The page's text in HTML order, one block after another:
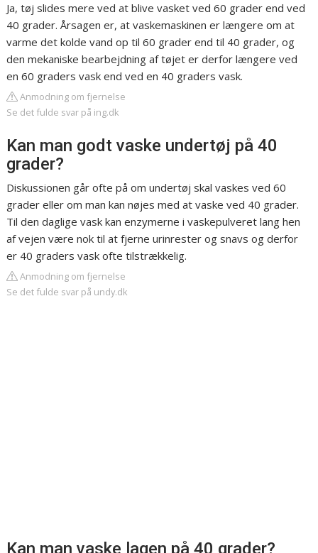
Ja, tøj slides mere ved at blive vasket ved 60 grader end ved
40 grader. Årsagen er, at vaskemaskinen er længere om at
varme det kolde vand op til 60 grader end til 40 grader, og
den mekaniske bearbejdning af tøjet er derfor længere ved
en 60 graders vask end ved en 40 graders vask.
Anmodning om fjernelse
Se det fulde svar på ing.dk
Kan man godt vaske undertøj på 40
grader?
Diskussionen går ofte på om undertøj skal vaskes ved 60
grader eller om man kan nøjes med at vaske ved 40 grader.
Til den daglige vask kan enzymerne i vaskepulveret lang hen
af vejen være nok til at fjerne urinrester og snavs og derfor
er 40 graders vask ofte tilstrækkelig.
Anmodning om fjernelse
Se det fulde svar på undy.dk
Kan man vaske lagen på 40 grader?